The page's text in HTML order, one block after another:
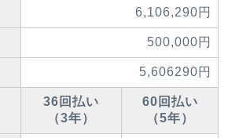
6,106,290円
500,000円
5,606290円
36回払い
（3年）
60回払い
（5年）